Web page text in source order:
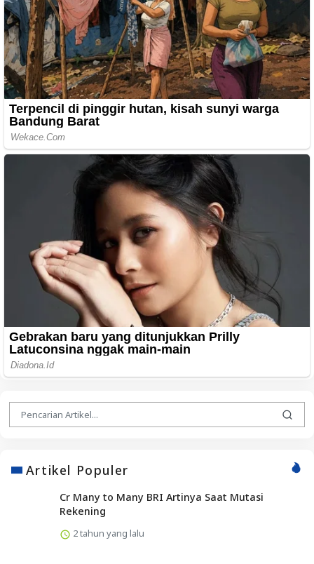
Artikel Populer
Cr Many to Many BRI Artinya Saat Mutasi
Rekening
2 tahun yang lalu